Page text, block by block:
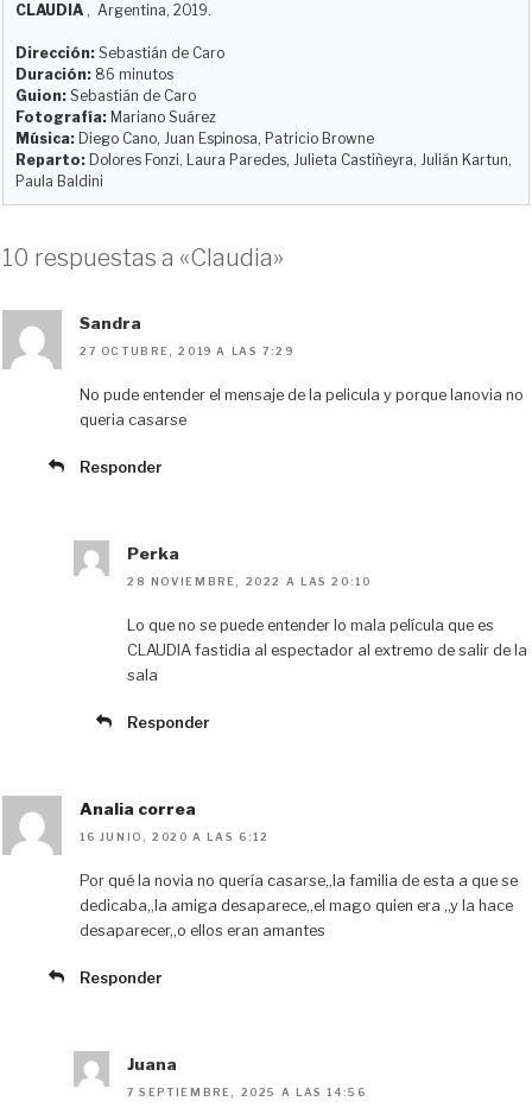
s
k
y
o
d
o
n
b
o
o
k
i
t
CLAUDIA , Argentina, 2019.
Dirección: Sebastián de Caro
Duración: 86 minutos
Guion: Sebastián de Caro
Fotografía: Mariano Suárez
Música: Diego Cano, Juan Espinosa, Patricio Browne
Reparto: Dolores Fonzi, Laura Paredes, Julieta Castiñeyra, Julián Kartun,
Paula Baldini
10 respuestas a «Claudia»
Sandra
27 OCTUBRE, 2019 A LAS 7:29
No pude entender el mensaje de la pelicula y porque lanovia no
queria casarse
Responder
Perka
28 NOVIEMBRE, 2022 A LAS 20:10
Lo que no se puede entender lo mala película que es
CLAUDIA fastidia al espectador al extremo de salir de la
sala
Responder
Analia correa
16 JUNIO, 2020 A LAS 6:12
Por qué la novia no quería casarse,,la familia de esta a que se
dedicaba,,la amiga desaparece,,el mago quien era ,,y la hace
desaparecer,,o ellos eran amantes
Responder
Juana
7 SEPTIEMBRE, 2025 A LAS 14:56